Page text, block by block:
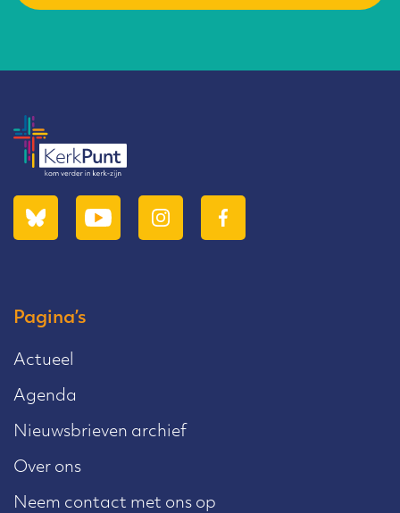
Pagina’s
Actueel
Agenda
Nieuwsbrieven archief
Over ons
Neem contact met ons op